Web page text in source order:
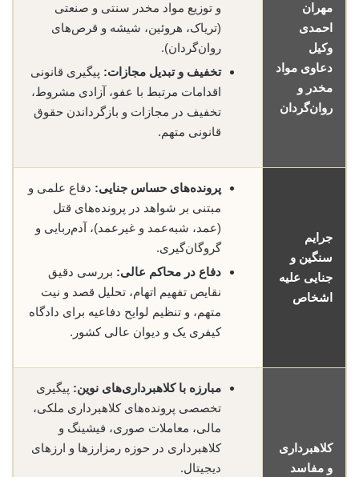
مهران
احمدی
وکیل
دعاوی مواد
مخدر و
روان‌گردان
و توزیع مواد مخدر سنتی و صنعتی
(تریاک، هروئین، شیشه و قرص‌های
روان‌گردان).
تخفیف و تبدیل مجازات: پیگیری قانونی
اقدامات مرتبط با عفو، آزادی مشروط،
تخفیف در مجازات و بازگرداندن حقوق
قانونی متهم.
جرایم
سنگین و
جنایی علیه
اشخاص
پرونده‌های حساس جنایی: دفاع علمی و
مبتنی بر شواهد در پرونده‌های قتل
(عمد، شبه‌عمد و غیرعمد)، آدم‌ربایی و
گروگان‌گیری.
دفاع در محاکم عالی: بررسی دقیق
نقایص تفهیم اتهام، تحلیل قصد و نیت
متهم، و تنظیم لوایح دفاعیه برای دادگاه
کیفری یک و دیوان عالی کشور.
کلاهبرداری
و مفاسد
مبارزه با کلاهبرداری‌های نوین: پیگیری
تخصصی پرونده‌های کلاهبرداری ملکی،
مالی، معاملات صوری، فیشینگ و
کلاهبرداری در حوزه رمز‌ارزها و ارزهای
دیجیتال.